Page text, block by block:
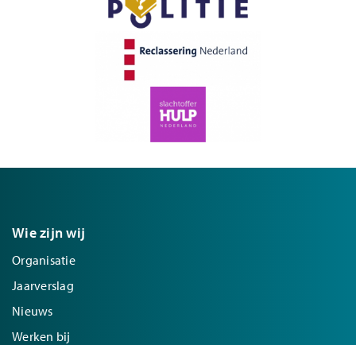
Wie zijn wij
Organisatie
Jaarverslag
Nieuws
Werken bij